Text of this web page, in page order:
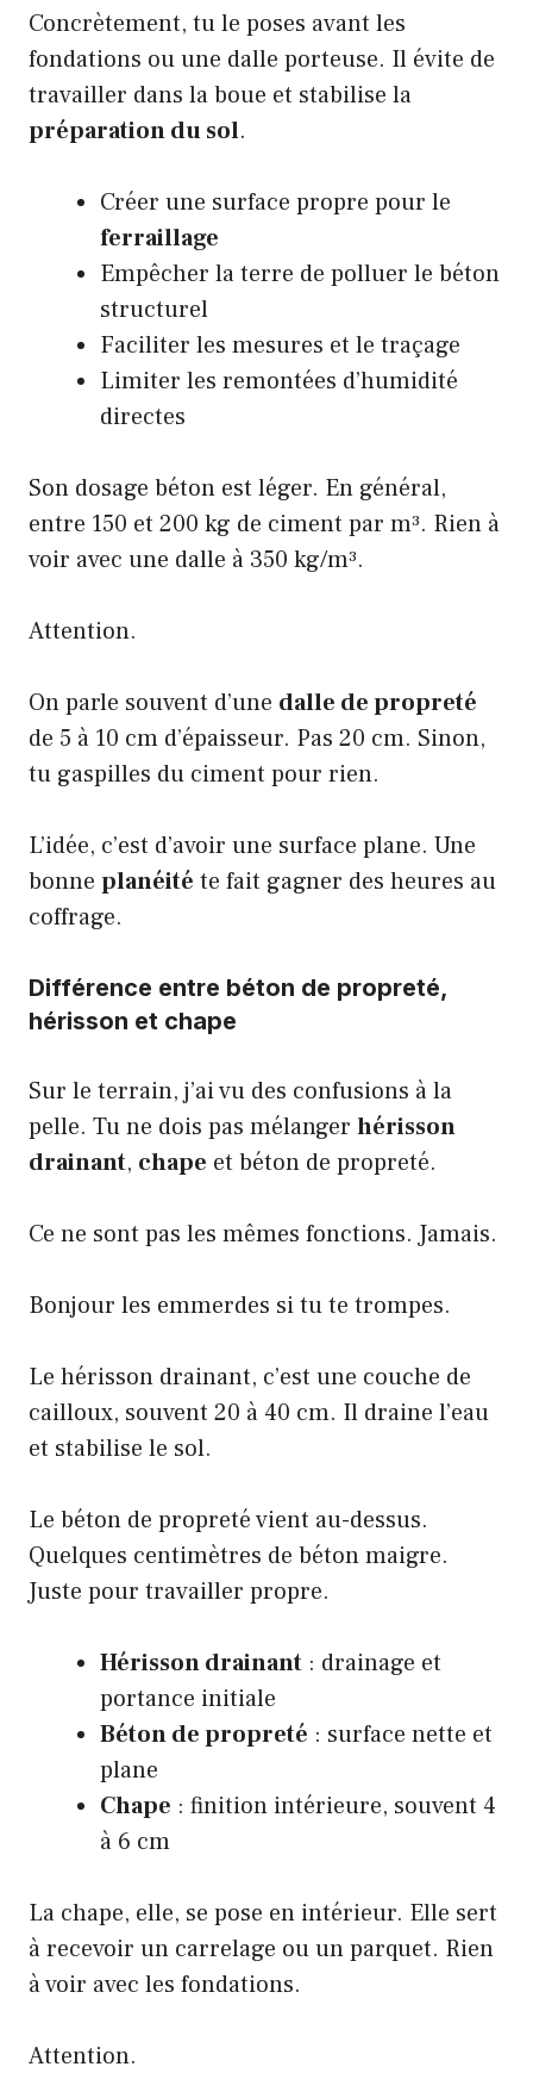
Concrètement, tu le poses avant les
fondations ou une dalle porteuse. Il évite de
travailler dans la boue et stabilise la
préparation du sol.
Créer une surface propre pour le
ferraillage
Empêcher la terre de polluer le béton
structurel
Faciliter les mesures et le traçage
Limiter les remontées d’humidité
directes
Son dosage béton est léger. En général,
entre 150 et 200 kg de ciment par m³. Rien à
voir avec une dalle à 350 kg/m³.
Attention.
On parle souvent d’une dalle de propreté
de 5 à 10 cm d’épaisseur. Pas 20 cm. Sinon,
tu gaspilles du ciment pour rien.
L’idée, c’est d’avoir une surface plane. Une
bonne planéité te fait gagner des heures au
coffrage.
Différence entre béton de propreté,
hérisson et chape
Sur le terrain, j’ai vu des confusions à la
pelle. Tu ne dois pas mélanger hérisson
drainant, chape et béton de propreté.
Ce ne sont pas les mêmes fonctions. Jamais.
Bonjour les emmerdes si tu te trompes.
Le hérisson drainant, c’est une couche de
cailloux, souvent 20 à 40 cm. Il draine l’eau
et stabilise le sol.
Le béton de propreté vient au-dessus.
Quelques centimètres de béton maigre.
Juste pour travailler propre.
Hérisson drainant : drainage et
portance initiale
Béton de propreté : surface nette et
plane
Chape : finition intérieure, souvent 4
à 6 cm
La chape, elle, se pose en intérieur. Elle sert
à recevoir un carrelage ou un parquet. Rien
à voir avec les fondations.
Attention.